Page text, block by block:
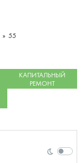
55
КАПИТАЛЬНЫЙ
РЕМОНТ